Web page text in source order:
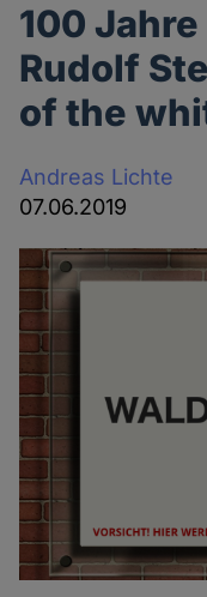
100
Rudolf
of the
Andreas Lichte
07.06.2019